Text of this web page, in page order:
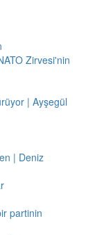
Zirvesi'nin
| Ayşegül
| Deniz
partinin